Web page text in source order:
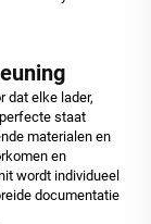
dat elke lader,
staat
materialen en
en
wordt individueel
documentatie